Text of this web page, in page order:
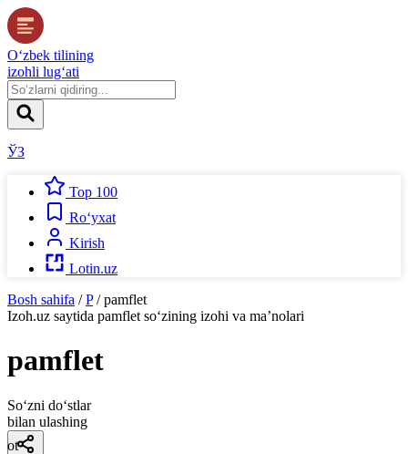
O‘zbek tilining
izohli lug‘ati
ЎЗ
Top 100
Ro‘yxat
Kirish
Lotin.uz
Bosh sahifa / P / pamflet
Izoh.uz saytida pamflet so‘zining izohi va ma’nolari
pamflet
So‘zni do‘stlar
bilan ulashing
ot